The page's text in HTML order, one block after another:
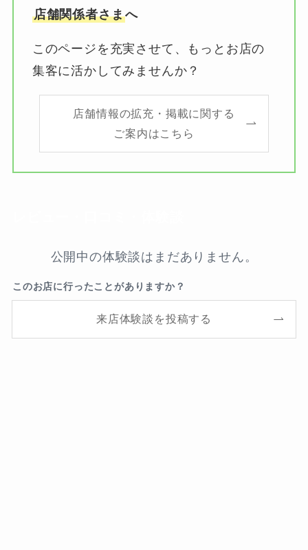
店舗関係者さまへ
このページを充実させて、もっとお店の
集客に活かしてみませんか？
店舗情報の拡充・掲載に関する
ご案内はこちら
公開中の体験談はまだありません。
このお店に行ったことがありますか？
来店体験談を投稿する